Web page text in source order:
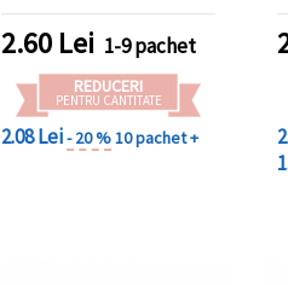
2.60 Lei 1-9 pachet
REDUCERI
PENTRU CANTITATE
2.08 Lei- 20 %10 pachet +